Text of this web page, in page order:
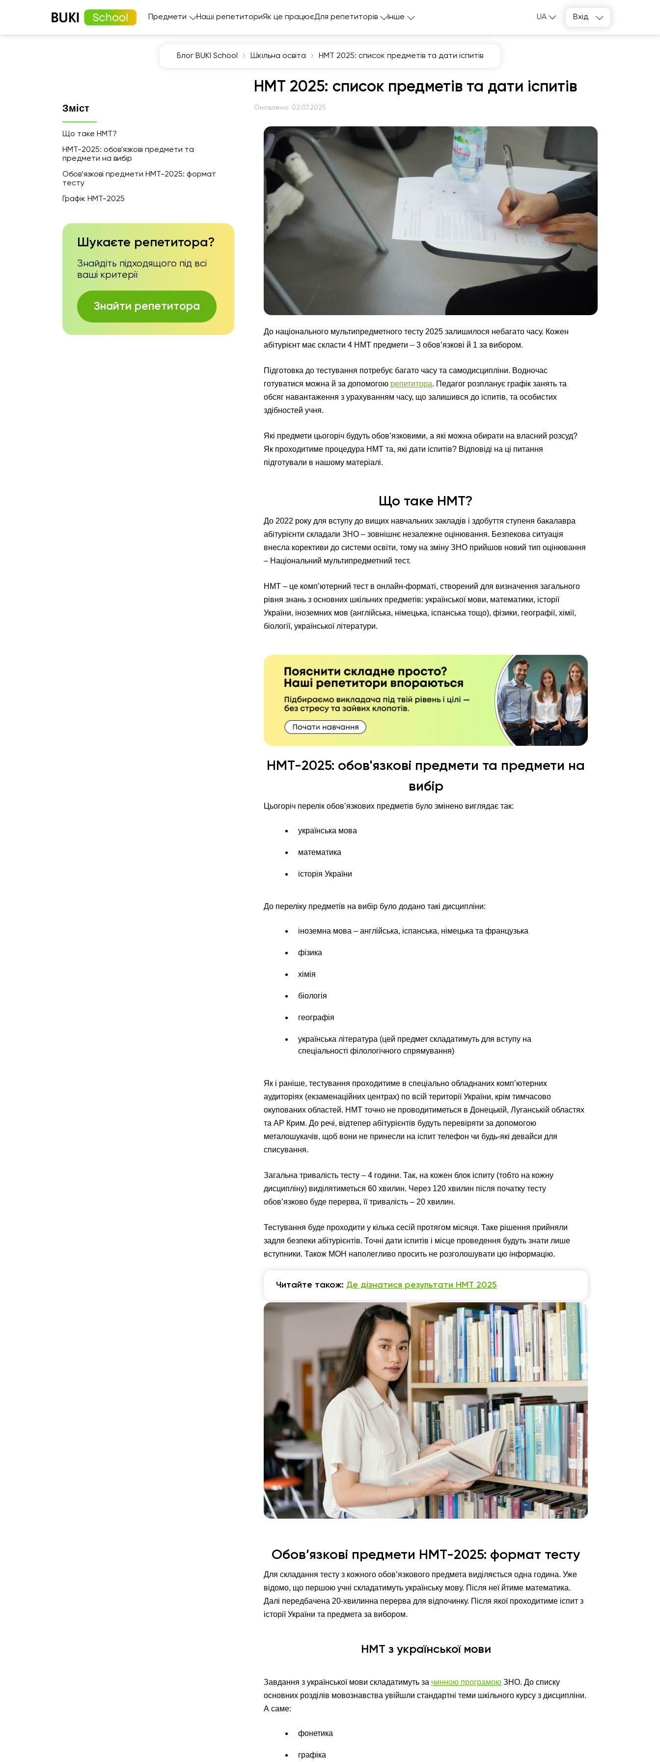
Предмети Наші репетиториЯк це працюєДля репетиторів Інше UA Вхід
Блог BUKI School Шкільна освіта НМТ 2025: список предметів та дати іспитів
Зміст
Що таке НМТ?
НМТ-2025: обов'язкові предмети та
предмети на вибір
Обов’язкові предмети НМТ-2025: формат
тесту
Графік НМТ-2025
Шукаєте репетитора?
Знайдіть підходящого під всі
ваші критерії
Знайти репетитора
НМТ 2025: список предметів та дати іспитів
Оновлено: 02.07.2025
До національного мультипредметного тесту 2025 залишилося небагато часу. Кожен
абітурієнт має скласти 4 НМТ предмети – 3 обов’язкові й 1 за вибором.
Підготовка до тестування потребує багато часу та самодисципліни. Водночас
готуватися можна й за допомогою репетитора. Педагог розпланує графік занять та
обсяг навантаження з урахуванням часу, що залишився до іспитів, та особистих
здібностей учня.
Які предмети цьогоріч будуть обов’язковими, а які можна обирати на власний розсуд?
Як проходитиме процедура НМТ та, які дати іспитів? Відповіді на ці питання
підготували в нашому матеріалі.
Що таке НМТ?
До 2022 року для вступу до вищих навчальних закладів і здобуття ступеня бакалавра
абітурієнти складали ЗНО – зовнішнє незалежне оцінювання. Безпекова ситуація
внесла корективи до системи освіти, тому на зміну ЗНО прийшов новий тип оцінювання
– Національний мультипредметний тест.
НМТ – це комп’ютерний тест в онлайн-форматі, створений для визначення загального
рівня знань з основних шкільних предметів: української мови, математики, історії
України, іноземних мов (англійська, німецька, іспанська тощо), фізики, географії, хімії,
біології, української літератури.
НМТ-2025: обов'язкові предмети та предмети на
вибір
Цьогоріч перелік обов’язкових предметів було змінено виглядає так:
українська мова
математика
історія України
До переліку предметів на вибір було додано такі дисципліни:
іноземна мова – англійська, іспанська, німецька та французька
фізика
хімія
біологія
географія
українська література (цей предмет складатимуть для вступу на
спеціальності філологічного спрямування)
Як і раніше, тестування проходитиме в спеціально обладнаних комп’ютерних
аудиторіях (екзаменаційних центрах) по всій території України, крім тимчасово
окупованих областей. НМТ точно не проводитиметься в Донецькій, Луганській областях
та АР Крим. До речі, відтепер абітурієнтів будуть перевіряти за допомогою
металошукачів, щоб вони не принесли на іспит телефон чи будь-які девайси для
списування.
Загальна тривалість тесту – 4 години. Так, на кожен блок іспиту (тобто на кожну
дисципліну) виділятиметься 60 хвилин. Через 120 хвилин після початку тесту
обов’язково буде перерва, її тривалість – 20 хвилин.
Тестування буде проходити у кілька сесій протягом місяця. Таке рішення прийняли
задля безпеки абітурієнтів. Точні дати іспитів і місце проведення будуть знати лише
вступники. Також МОН наполегливо просить не розголошувати цю інформацію.
Читайте також: Де дізнатися результати НМТ 2025
Обов’язкові предмети НМТ-2025: формат тесту
Для складання тесту з кожного обов’язкового предмета виділяється одна година. Уже
відомо, що першою учні складатимуть українську мову. Після неї йтиме математика.
Далі передбачена 20-хвилинна перерва для відпочинку. Після якої проходитиме іспит з
історії України та предмета за вибором.
НМТ з української мови
Завдання з української мови складатимуть за чинною програмою ЗНО. До списку
основних розділів мовознавства увійшли стандартні теми шкільного курсу з дисципліни.
А саме:
фонетика
графіка